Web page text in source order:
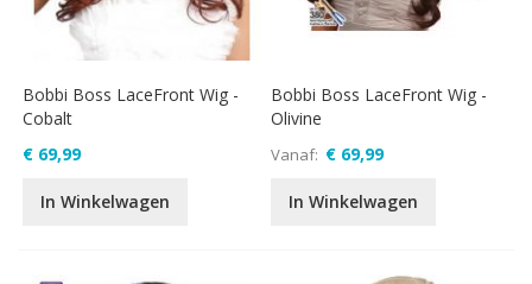
Bobbi Boss LaceFront Wig -
Cobalt
€ 69,99
In Winkelwagen
Bobbi Boss LaceFront Wig -
Olivine
Vanaf € 69,99
In Winkelwagen